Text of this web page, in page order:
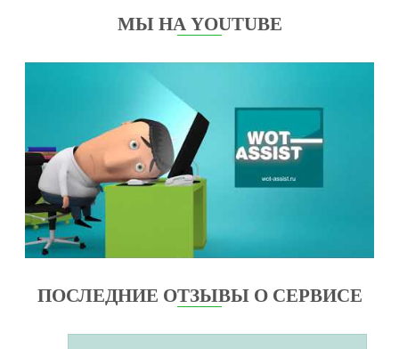
МЫ НА YOUTUBE
ПОСЛЕДНИЕ ОТЗЫВЫ О СЕРВИСЕ